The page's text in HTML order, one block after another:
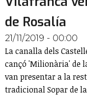
de Rosalía
21/11/2019 - 00:00
La canalla dels
cançó 'Milionària' de
van presentar a la
tradicional Sopar de